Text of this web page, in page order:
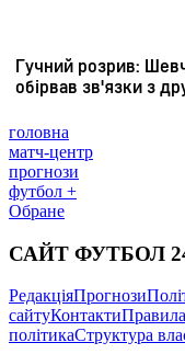
головна
матч-центр
прогнози
футбол +
Обране
САЙТ ФУТБОЛ
РедакціяПрогнози
сайтуКонтакти
політикаСтруктура